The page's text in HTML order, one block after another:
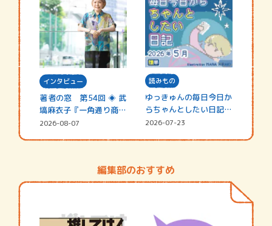
インタビュー
著者の窓 第54回 ◈ 武
塙麻衣子『一角通り商店
街の…
2026-08-07
読みもの
ゆっきゅんの毎日今日か
らちゃんとしたい日記
☆202…
2026-07-23
編集部のおすすめ